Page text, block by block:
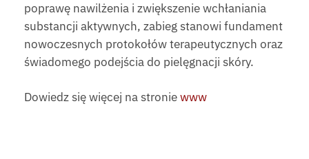
poprawę nawilżenia i zwiększenie wchłaniania
substancji aktywnych, zabieg stanowi fundament
nowoczesnych protokołów terapeutycznych oraz
świadomego podejścia do pielęgnacji skóry.
Dowiedz się więcej na stroniewww